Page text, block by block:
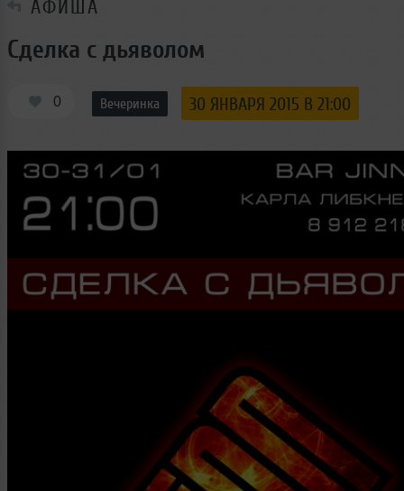
АФИША
Сделка с дьяволом
0 Вечеринка 30 ЯНВАРЯ 2015 В 21:00